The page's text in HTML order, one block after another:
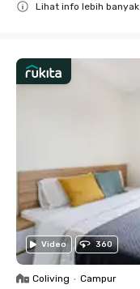
Lihat info lebih banyak
Video 360
Coliving • Campur